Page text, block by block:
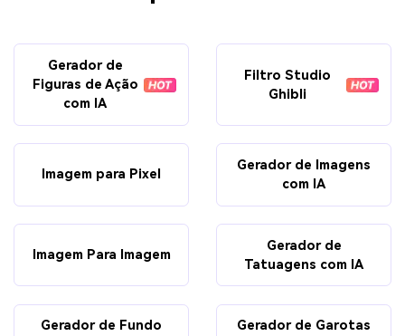
Gerador de
Figuras de Ação
com IA
Filtro Studio
Ghibli
Imagem para Pixel
Gerador de Imagens
com IA
Imagem Para Imagem
Gerador de
Tatuagens com IA
Gerador de Fundo
Gerador de Garotas